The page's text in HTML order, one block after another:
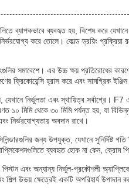
ব্যাপকভাবে ব্যবহৃত হয়, বিশেষ করে
করে তোলে। কোল্ড ড্রয়িং
সমাবেশে। এর উচ্চ ক্ষয় প্রতিরোধের
ফ্রিকোয়েন্সি হ্রাস করে এবং সামগ্রিক
নির্ভুলতা এবং স্থায়িত্ব সর্বাগ্রে। F7
১০ মিমি থেকে ৩০ মিমি পর্যন্ত হয়, যা
নির্ভরযোগ্যতায় অবদান রাখে।
জন্য উপযুক্ত, যেখানে সুনির্দিষ্ট
ব্যবহৃত হোক না কেন, ক্রোম
পিস্টন এবং অন্যান্য নির্ভুল-প্রকৌশলী
শিল্প উভয় ক্ষেত্রেই একটি অপরিহার্য উপাদান